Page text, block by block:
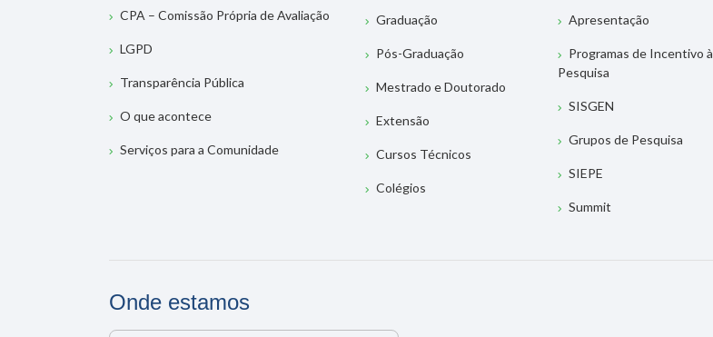
CPA – Comissão Própria de Avaliação
LGPD
Transparência Pública
O que acontece
Serviços para a Comunidade
Graduação
Pós-Graduação
Mestrado e Doutorado
Extensão
Cursos Técnicos
Colégios
Apresentação
Programas de Incentivo à
Pesquisa
SISGEN
Grupos de Pesquisa
SIEPE
Summit
Onde estamos